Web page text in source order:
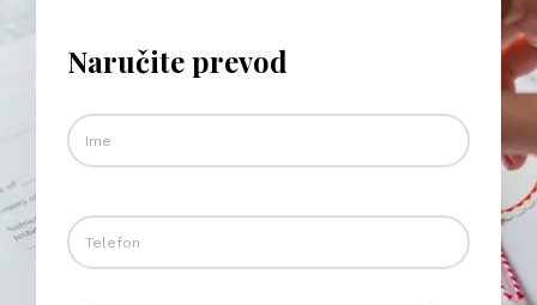
Naručite prevod